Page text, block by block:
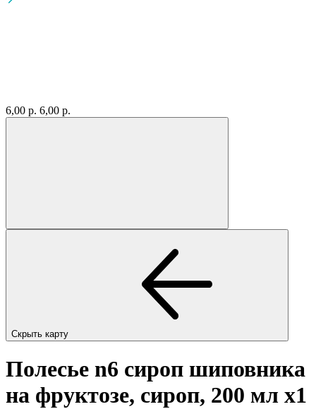
6,00 р. 6,00 р.
Скрыть карту
Полесье n6 сироп шиповника
на фруктозе, сироп, 200 мл x1